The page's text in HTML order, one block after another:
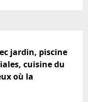
jardin, piscine
cuisine du
où la